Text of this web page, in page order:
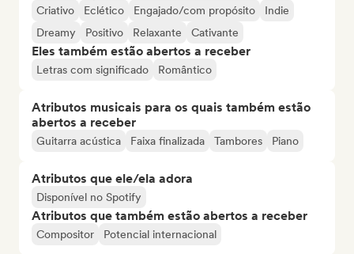
Criativo Eclético Engajado/com propósito
Indie
Dreamy
Positivo Relaxante Cativante
Eles também estão abertos a receber
Letras com significado Romântico
Atributos musicais para os quais também estão
abertos a receber
Guitarra acústica Faixa finalizada Tambores Piano
Atributos que ele/ela adora
Disponível no Spotify
Atributos que também estão abertos a receber
Compositor Potencial internacional